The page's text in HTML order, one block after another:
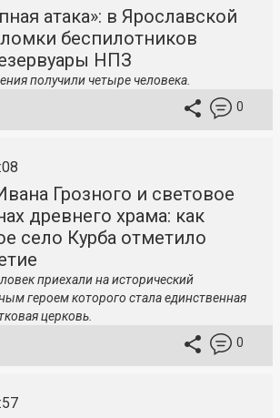
атака»: в Ярославской
беспилотников
НПЗ
получили четыре человека.
0
Грозного и световое
древнего храма: как
село Курба отметило
приехали на исторический
героем которого стала единственная
церковь.
0